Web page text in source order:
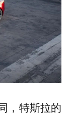
，特斯拉的